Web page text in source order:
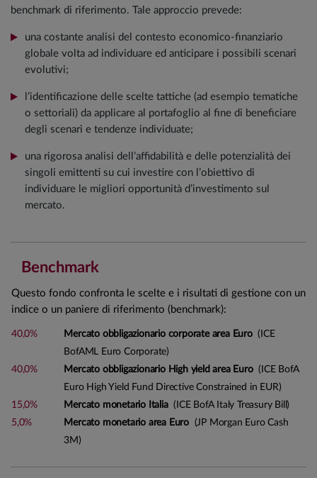
benchmark di riferimento. Tale approccio prevede:
una costante analisi del contesto economico-finanziario
globale volta ad individuare ed anticipare i possibili scenari
evolutivi;
l’identificazione delle scelte tattiche (ad esempio tematiche
o settoriali) da applicare al portafoglio al fine di beneficiare
degli scenari e tendenze individuate;
una rigorosa analisi dell’affidabilità e delle potenzialità dei
singoli emittenti su cui investire con l’obiettivo di
individuare le migliori opportunità d’investimento sul
mercato.
Benchmark
Questo fondo confronta le scelte e i risultati di gestione con un
indice o un paniere di riferimento (benchmark):
40,0% Mercato obbligazionario corporate area Euro(ICE
BofAML Euro Corporate)
40,0%
Mercato obbligazionario High yield area Euro(ICE BofA
Euro High Yield Fund Directive Constrained in EUR)
15,0%
Mercato monetario Italia(ICE BofA Italy Treasury Bill)
5,0%
Mercato monetario area Euro (JP Morgan Euro Cash
3M)